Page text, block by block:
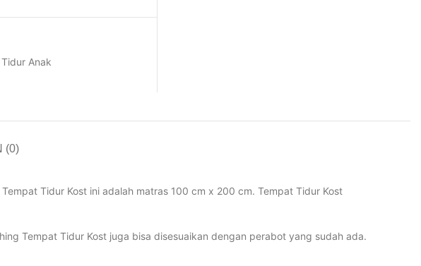
Anak
(0)
Tidur Kost ini adalah matras 100 cm x 200 cm. Tempat Tidur Kost
Tempat Tidur Kost juga bisa disesuaikan dengan perabot yang sudah ada.